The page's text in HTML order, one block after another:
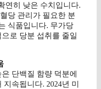
연히 낮은 수치입니다.
당 관리가 필요한 분
식품입니다. 무가당
로 당분 섭취를 줄일
단백질 함량 덕분에
속됩니다. 2024년 미